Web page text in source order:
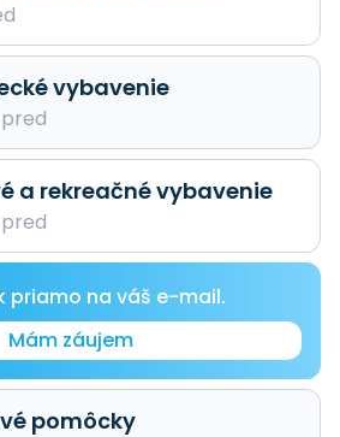
vybavenie
pred
a rekreačné vybavenie
pred
priamo na váš e-mail.
Mám záujem
pomôcky